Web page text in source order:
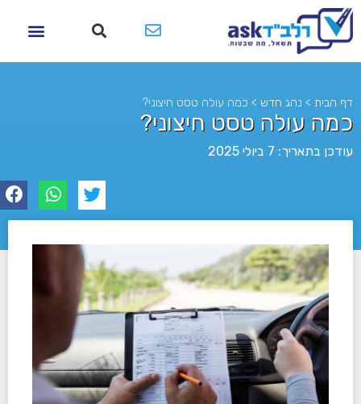
דף הבית > נהג חדש > כמה עולה טסט חיצוני?
כמה עולה טסט חיצוני?
עודכן בתאריך: 7 ביולי 2025
לא